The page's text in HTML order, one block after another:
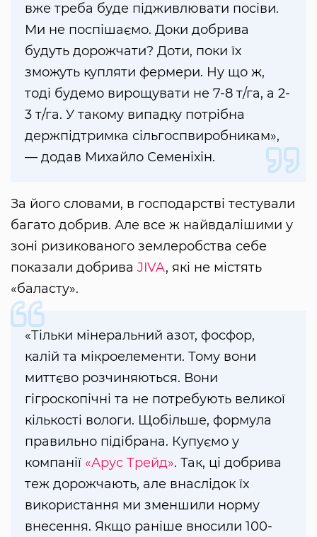
вже треба буде підживлювати посіви.
Ми не поспішаємо. Доки добрива
будуть дорожчати? Доти, поки їх
зможуть купляти фермери. Ну що ж,
тоді будемо вирощувати не 7-8 т/га, а 2-
3 т/га. У такому випадку потрібна
держпідтримка сільгоспвиробникам»,
— додав Михайло Семеніхін.
За його словами, в господарстві тестували
багато добрив. Але все ж найвдалішими у
зоні ризикованого землеробства себе
показали добрива JIVA, які не містять
«баласту».
«Тільки мінеральний азот, фосфор,
калій та мікроелементи. Тому вони
миттєво розчиняються. Вони
гігроскопічні та не потребують великої
кількості вологи. Щобільше, формула
правильно підібрана. Купуємо у
компанії «Арус Трейд». Так, ці добрива
теж дорожчають, але внаслідок їх
використання ми зменшили норму
внесення. Якщо раніше вносили 100-